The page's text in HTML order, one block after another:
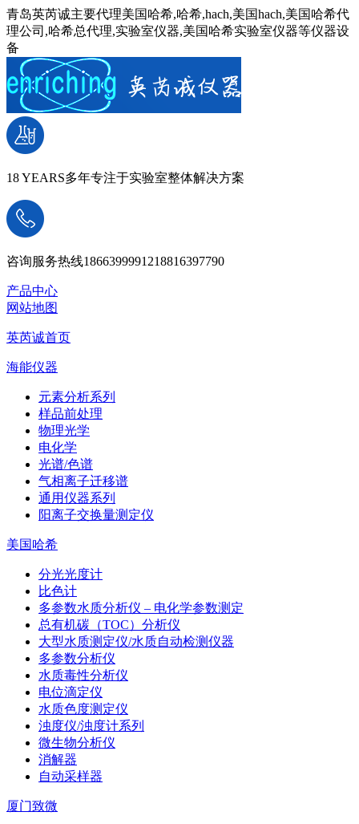
青岛英芮诚主要代理美国哈希,哈希,hach,美国hach,美国哈希代
理公司,哈希总代理,实验室仪器,美国哈希实验室仪器等仪器设
备
18 YEARS多年专注于实验室整体解决方案
咨询服务热线1866399991218816397790
产品中心
网站地图
英芮诚首页
海能仪器
元素分析系列
样品前处理
物理光学
电化学
光谱/色谱
气相离子迁移谱
通用仪器系列
阳离子交换量测定仪
美国哈希
分光光度计
比色计
多参数水质分析仪 – 电化学参数测定
总有机碳（TOC）分析仪
大型水质测定仪/水质自动检测仪器
多参数分析仪
水质毒性分析仪
电位滴定仪
水质色度测定仪
浊度仪/浊度计系列
微生物分析仪
消解器
自动采样器
厦门致微